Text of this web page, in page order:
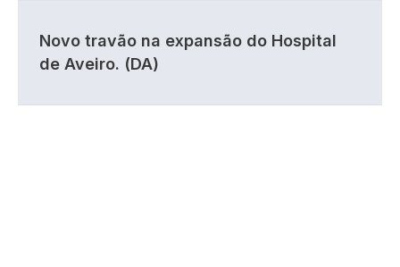
Novo travão na expansão do Hospital
de Aveiro. (DA)